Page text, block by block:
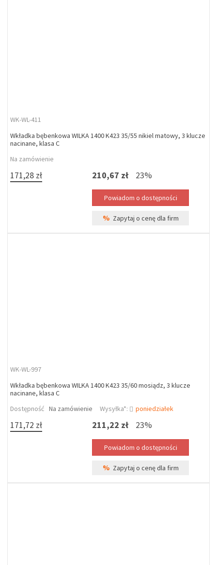
WK-WL-411
Wkładka bębenkowa WILKA 1400 K423 35/55 nikiel matowy, 3 klucze
nacinane, klasa C
Na zamówienie
171,28 zł 210,67 zł 23%
% Zapytaj o cenę dla firm
WK-WL-997
Wkładka bębenkowa WILKA 1400 K423 35/60 mosiądz, 3 klucze
nacinane, klasa C
Dostępność Na zamówienie Wysyłka*: poniedziałek
171,72 zł 211,22 zł 23%
% Zapytaj o cenę dla firm